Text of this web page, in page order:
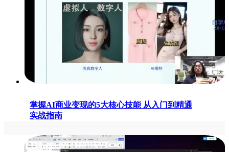
掌握AI商业变现的5大核心技能 从入门到精通
实战指南